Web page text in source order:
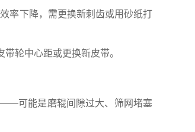
率下降，需更换新刺齿或用砂纸打
轮中心距或更换新皮带。
可能是磨辊间隙过大、筛网堵塞